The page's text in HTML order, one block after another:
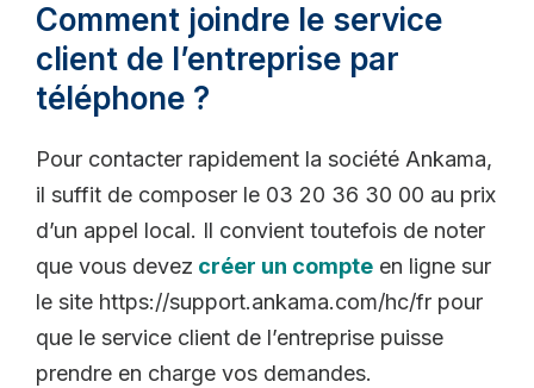
Comment joindre le service
client de l’entreprise par
téléphone ?
Pour contacter rapidement la société Ankama,
il suffit de composer le 03 20 36 30 00 au prix
d’un appel local. Il convient toutefois de noter
que vous devez créer un compte en ligne sur
le site https://support.ankama.com/hc/fr pour
que le service client de l’entreprise puisse
prendre en charge vos demandes.